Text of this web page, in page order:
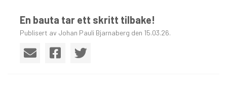
En bauta tar ett skritt tilbake!
Publisert av Johan Pauli Bjarnaberg den 15.03.26.